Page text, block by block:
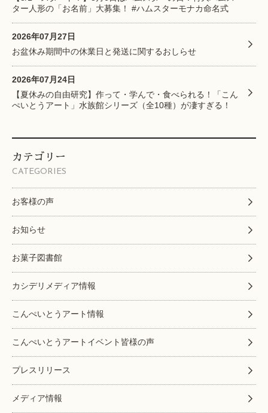
ター人形の「お名前」大募集！ #ハムスターモナカ命名式
2026年07月27日
お盆休み期間中の休業日と発送に関するおしらせ
2026年07月24日
【夏休みの自由研究】作って・学んで・食べられる！「こん
ぺいとうアート」水族館シリーズ（全10種）が凄すぎる！
カテゴリー
CATEGORIES
お客様の声
お知らせ
お菓子図書館
カシデリメディア情報
こんぺいとうアート情報
こんぺいとうアートイベント皆様の声
プレスリリース
メディア情報